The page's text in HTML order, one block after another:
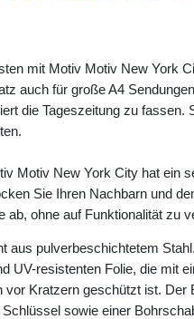
mit Motiv Motiv New York
auch für große A4
die Tageszeitung zu fassen.
Motiv New York City hat ein
Sie Ihren Nachbarn und
ab, ohne auf Funktionalität zu
aus pulverbeschichtetem
UV-resistenten Folie, die mit
Kratzern geschützt ist. Der
sowie einer